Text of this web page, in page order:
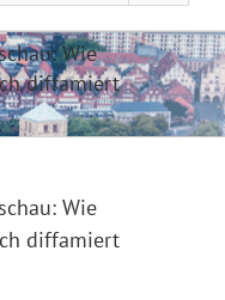
Wie
diffamiert
Wie
diffamiert